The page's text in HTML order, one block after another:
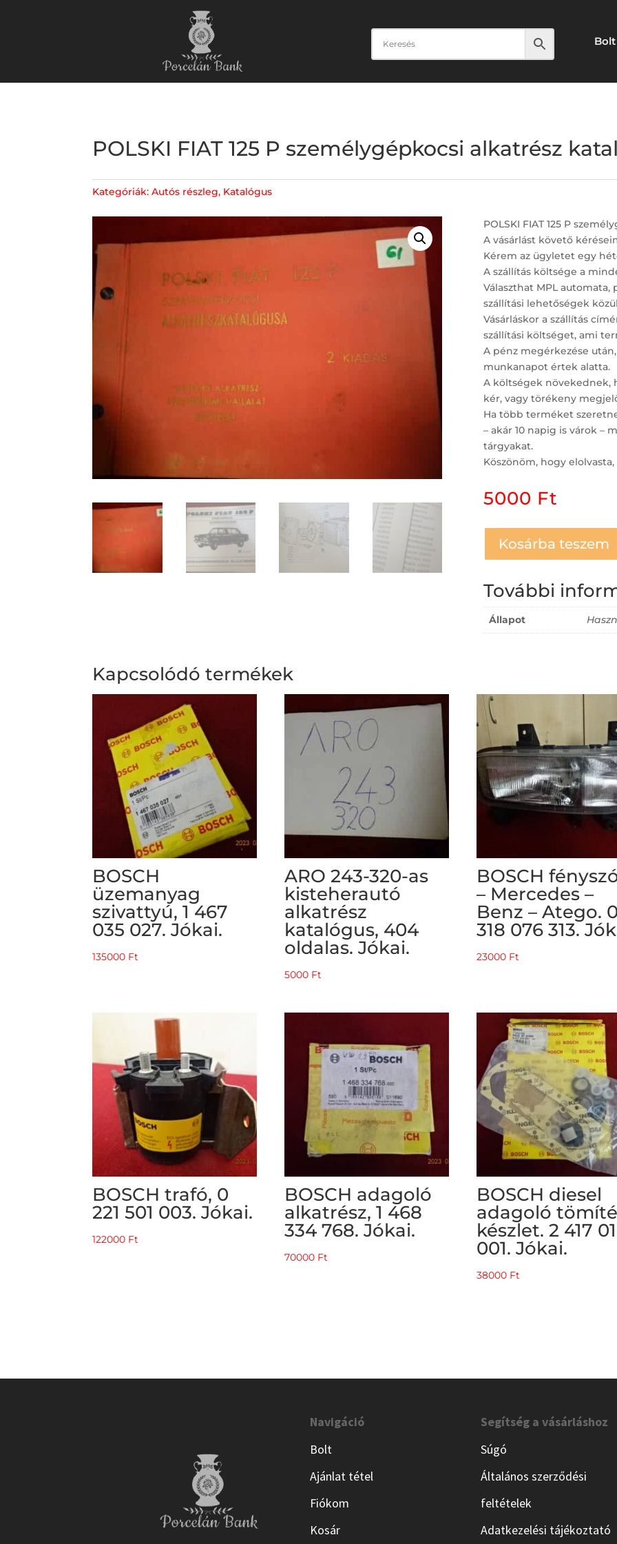
Bolt
POLSKI FIAT 125 P személygépkocsi alkatrész
Kategóriák:Autós részleg, Katalógus
POLSKI FIAT 125 P
A vásárlást követő
Kérem az ügyletet egy
A szállítás költsége a
Választhat MPL
szállítási lehetőségek
Vásárláskor a szállítás
szállítási költséget, ami
A pénz megérkezése
munkanapot értek alatta.
A költségek növekednek,
kér, vagy törékeny
Ha több terméket
– akár 10 napig is várok –
tárgyakat.
Köszönöm, hogy
5000 Ft
Kosárba teszem
További
Állapot
Kapcsolódó termékek
BOSCH
üzemanyag
szivattyú, 1 467
035 027. Jókai.
135000 Ft
ARO 243-320-as
kisteherautó
alkatrész
katalógus, 404
oldalas. Jókai.
5000 Ft
BOSCH
– Mercedes –
Benz – Atego.
318 076 313.
23000 Ft
BOSCH trafó, 0
221 501 003. Jókai.
122000 Ft
BOSCH adagoló
alkatrész, 1 468
334 768. Jókai.
70000 Ft
BOSCH diesel
adagoló
készlet. 2 417
001. Jókai.
38000 Ft
Navigáció
Bolt
Ajánlat tétel
Fiókom
Kosár
Segítség a vásárláshoz
Súgó
Általános szerződési
feltételek
Adatkezelési tájékoztató